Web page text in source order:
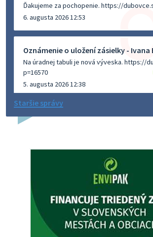
Ďakujeme za pochopenie. https://
6. augusta 2026 12:53
Oznámenie o uložení zásielky - Ivana
Na úradnej tabuli je nová výveska. https://
p=16570
5. augusta 2026 12:38
Dovolenka - MUDr. Marián Sivoň
budeZATVORENÁ z dôvodu čerpania
prípady bude riešiť MUDr.Fisch…
Zajtrajší zvoz odpadu
Vážený občan, zajtra 5. 8. sa bude zvážať
4. augusta 2026 15:30
Staršie správy